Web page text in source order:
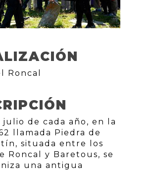
Roncal
julio de cada año, en la
llamada Piedra de
situada entre los
Roncal y Baretous, se
una antigua